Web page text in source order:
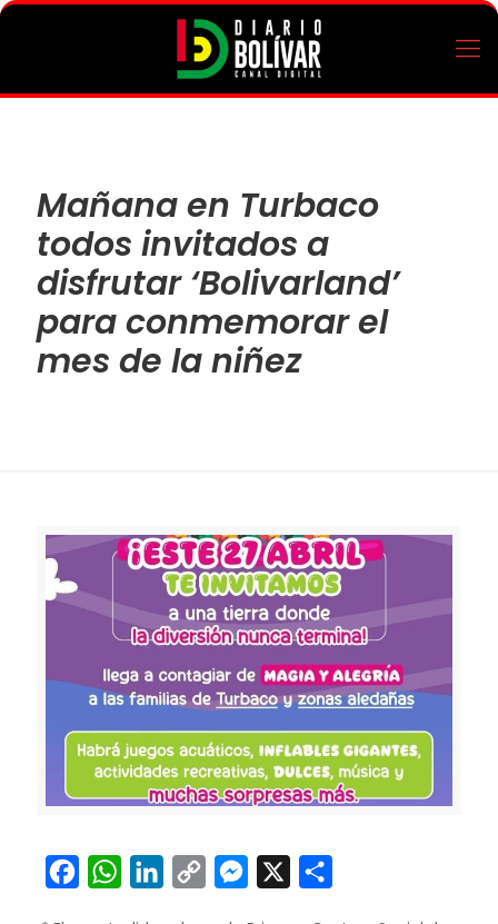
Mañana en Turbaco
todos invitados a
disfrutar ‘Bolivarland’
para conmemorar el
mes de la niñez
FacebookWhatsAppLinkedIn
Copy
Messenger